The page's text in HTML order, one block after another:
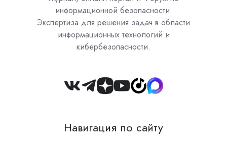
информационной безопасности.
Экспертиза для решения задач в области
информационных технологий и
кибербезопасности.
Join
Slack
Навигация по сайту